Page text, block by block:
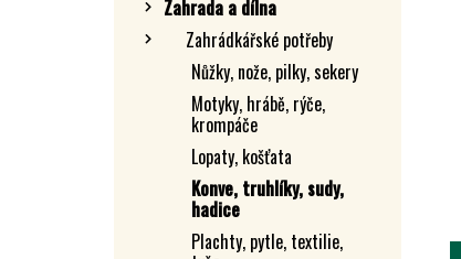
Zahrada a dílna
Zahrádkářské potřeby
Nůžky, nože, pilky, sekery
Motyky, hrábě, rýče,
krompáče
Lopaty, košťata
Konve, truhlíky, sudy,
hadice
Plachty, pytle, textilie,